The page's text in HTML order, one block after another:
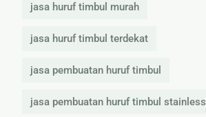
jasa huruf timbul murah
jasa huruf timbul terdekat
jasa pembuatan huruf timbul
jasa pembuatan huruf timbul stainless